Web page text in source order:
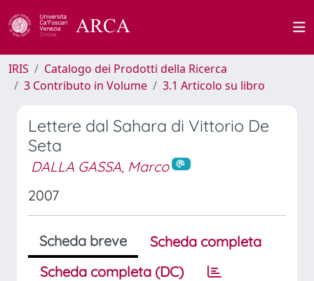
IRIS
Catalogo dei Prodotti della Ricerca
3 Contributo in Volume
3.1 Articolo su libro
Lettere dal Sahara di Vittorio De
Seta
DALLA GASSA, Marco
2007
Scheda breve
Scheda completa
Scheda completa (DC)